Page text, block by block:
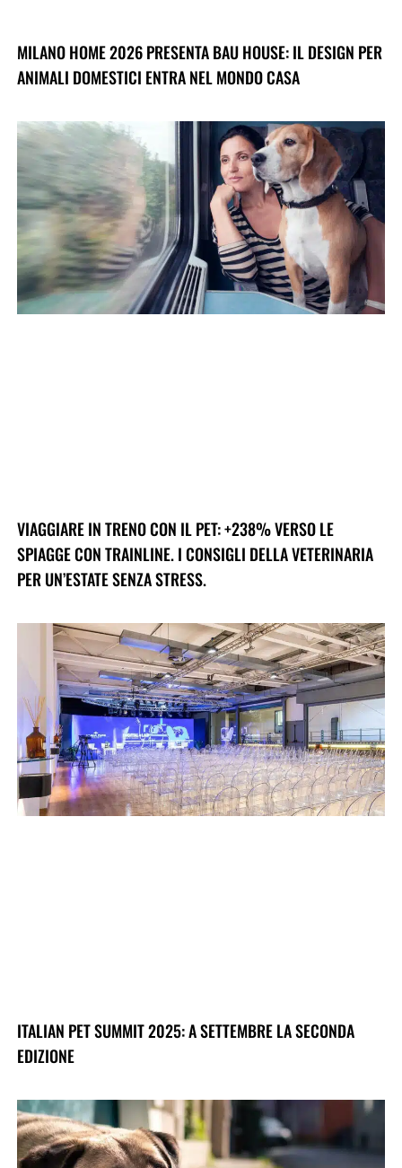
MILANO HOME 2026 PRESENTA BAU HOUSE: IL DESIGN PER
ANIMALI DOMESTICI ENTRA NEL MONDO CASA
VIAGGIARE IN TRENO CON IL PET: +238% VERSO LE
SPIAGGE CON TRAINLINE. I CONSIGLI DELLA VETERINARIA
PER UN’ESTATE SENZA STRESS.
ITALIAN PET SUMMIT 2025: A SETTEMBRE LA SECONDA
EDIZIONE